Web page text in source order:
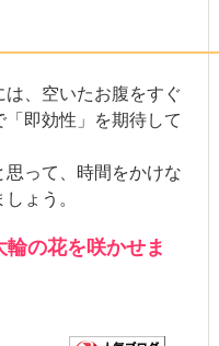
、空いたお腹をすぐ
即効性」を期待して
思って、時間をかけな
ょう。
輪の花を咲かせま